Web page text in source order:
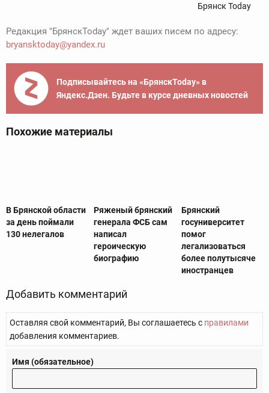
Брянск Today
Редакция "БрянскToday" ждет ваших писем по адресу:
bryansktoday@yandex.ru
Подписывайтесь на «БрянскToday» в
Яндекс.Дзен. Будьте в курсе дневных новостей
Похожие материалы
В Брянской области
за день поймали
130 нелегалов
Ряженый брянский
генерала ФСБ сам
написал
героическую
биографию
Брянский
госуниверситет
помог
легализоваться
более полутысяче
иностранцев
Добавить комментарий
Оставляя свой комментарий, Вы соглашаетесь с правилами
добавления комментариев.
Имя (обязательное)